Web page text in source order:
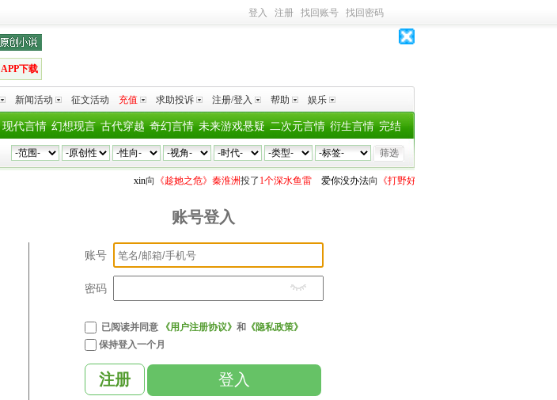
登入 注册 找回账号 找回密码
APP下载
新闻活动 征文活动 充值 求助投诉 注册/登入 帮助 娱乐
完结
衍生言情
二次元言情
未来游戏悬疑
奇幻言情
古代穿越
幻想现言
现代言情
xin向《趁她之危》秦淮洲投了1个深水鱼雷 爱你没办法向《打野好像暗恋我两辈子》南达礼
账号登入
账号
密码
已阅读并同意 《用户注册协议》 和
《隐私政策》
保持登入一个月
注册 登入